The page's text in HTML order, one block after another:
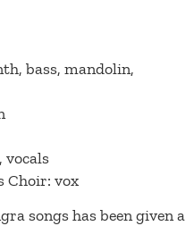
bass, mandolin,
vocals
Choir: vox
songs has been given a